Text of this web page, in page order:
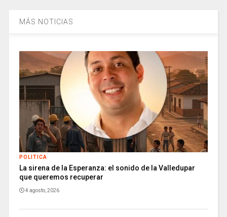
MÁS NOTICIAS
POLITICA
La sirena de la Esperanza: el sonido de la Valledupar
que queremos recuperar
4 agosto, 2026